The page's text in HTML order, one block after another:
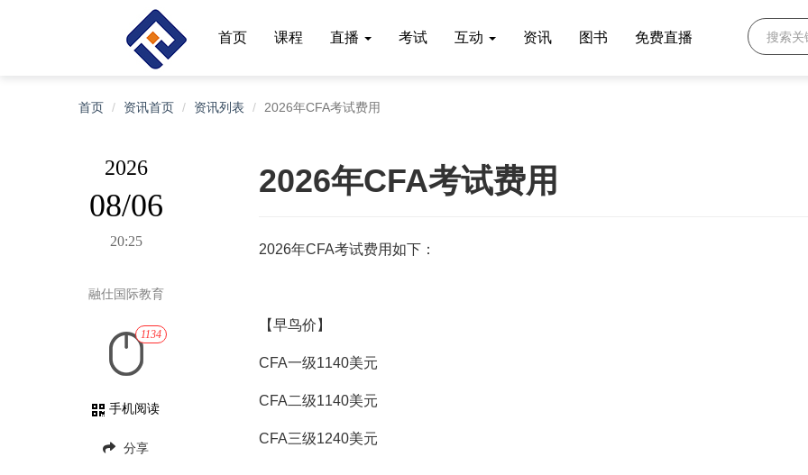
首页 课程 直播 考试 互动 资讯 图书 免费直播
首页 资讯首页 资讯列表 2026年CFA考试费用
2026
08/06
20:25
融仕国际教育
1134
手机阅读
分享
2026年CFA考试费用
2026年CFA考试费用如下：
【早鸟价】
CFA一级1140美元
CFA二级1140美元
CFA三级1240美元